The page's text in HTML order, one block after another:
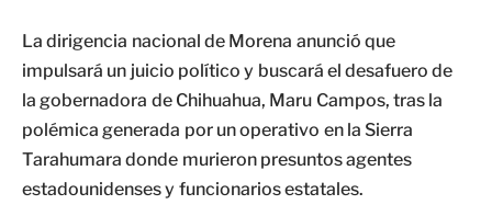
La dirigencia nacional de Morena anunció que
impulsará un juicio político y buscará el desafuero de
la gobernadora de Chihuahua, Maru Campos, tras la
polémica generada por un operativo en la Sierra
Tarahumara donde murieron presuntos agentes
estadounidenses y funcionarios estatales.